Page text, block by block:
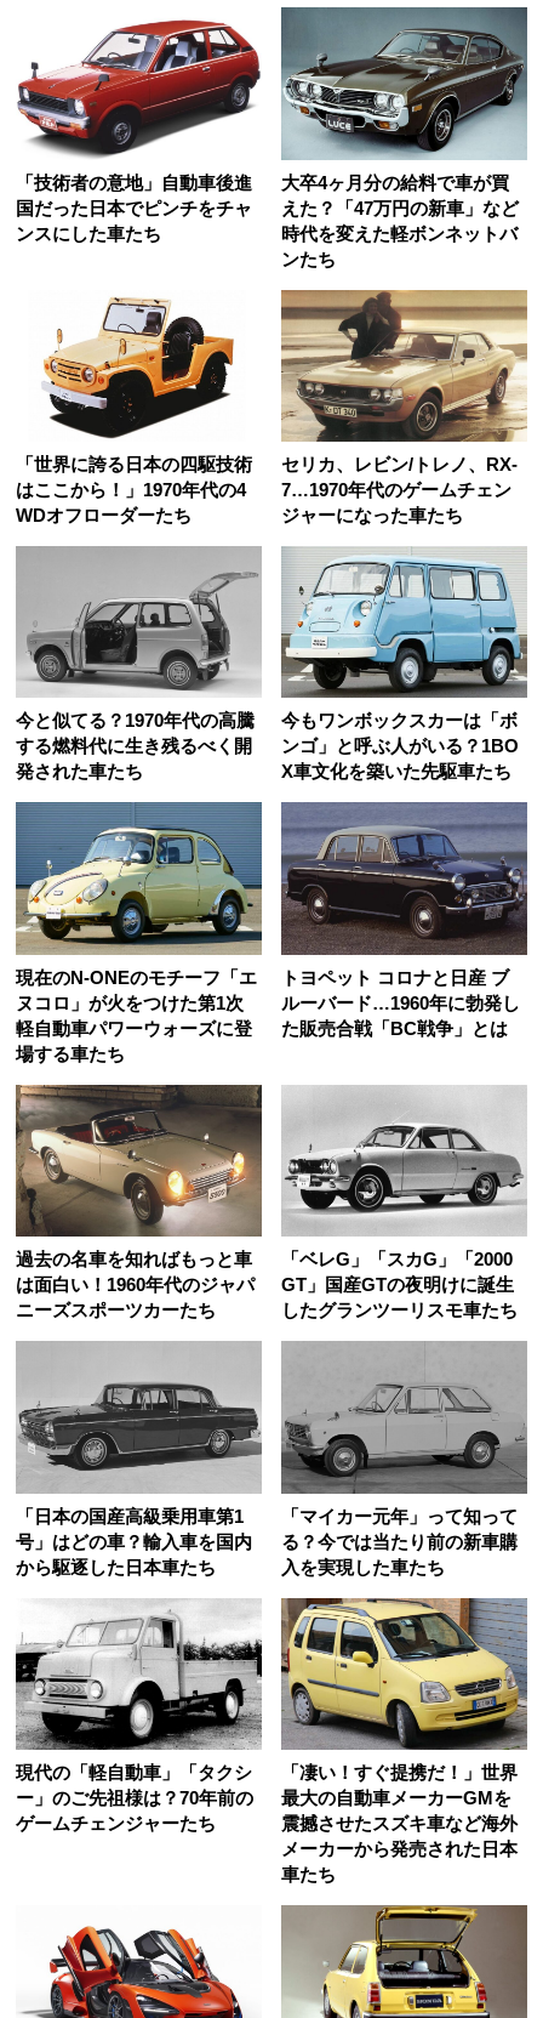
「技術者の意地」自動車後進
国だった日本でピンチをチャ
ンスにした車たち
大卒4ヶ月分の給料で車が買
えた？「47万円の新車」など
時代を変えた軽ボンネットバ
ンたち
「世界に誇る日本の四駆技術
はここから！」1970年代の4
WDオフローダーたち
セリカ、レビン/トレノ、RX-
7…1970年代のゲームチェン
ジャーになった車たち
今と似てる？1970年代の高騰
する燃料代に生き残るべく開
発された車たち
今もワンボックスカーは「ボ
ンゴ」と呼ぶ人がいる？1BO
X車文化を築いた先駆車たち
現在のN-ONEのモチーフ「エ
ヌコロ」が火をつけた第1次
軽自動車パワーウォーズに登
場する車たち
トヨペット コロナと日産 ブ
ルーバード…1960年に勃発し
た販売合戦「BC戦争」とは
過去の名車を知ればもっと車
は面白い！1960年代のジャパ
ニーズスポーツカーたち
「ベレG」「スカG」「2000
GT」国産GTの夜明けに誕生
したグランツーリスモ車たち
「日本の国産高級乗用車第1
号」はどの車？輸入車を国内
から駆逐した日本車たち
「マイカー元年」って知って
る？今では当たり前の新車購
入を実現した車たち
現代の「軽自動車」「タクシ
ー」のご先祖様は？70年前の
ゲームチェンジャーたち
「凄い！すぐ提携だ！」世界
最大の自動車メーカーGMを
震撼させたスズキ車など海外
メーカーから発売された日本
車たち